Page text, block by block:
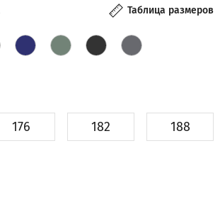
Таблица размеров
176 182 188